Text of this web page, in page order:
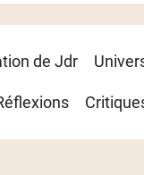
de Jdr